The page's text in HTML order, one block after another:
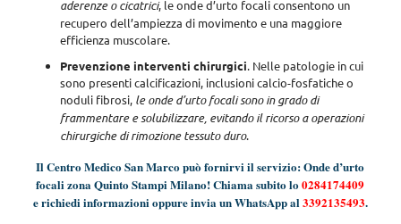
aderenze o cicatrici, le onde d’urto focali consentono un
recupero dell’ampiezza di movimento e una maggiore
efficienza muscolare.
Prevenzione interventi chirurgici. Nelle patologie in cui
sono presenti calcificazioni, inclusioni calcio-fosfatiche o
noduli fibrosi, le onde d’urto focali sono in grado di
frammentare e solubilizzare, evitando il ricorso a operazioni
chirurgiche di rimozione tessuto duro.
Il Centro Medico San Marco può fornirvi il servizio: Onde d’urto
focali zona Quinto Stampi Milano! Chiama subito lo0284174409
e richiedi informazioni oppure invia un WhatsApp al 3392135493.